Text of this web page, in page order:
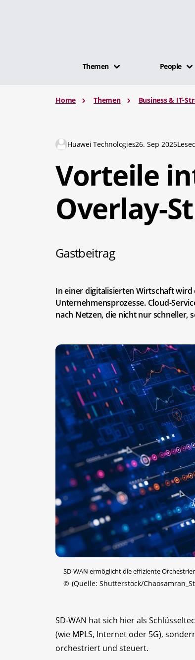
Themen People
Home Themen Business & IT-
Huawei Technologies26. Sep 2025
Vorteile
Overlay-
Gastbeitrag
In einer digitalisierten Wirtschaft
Unternehmensprozesse. Cloud-
nach Netzen, die nicht nur schneller,
SD-WAN ermöglicht die effiziente
© (Quelle: Shutterstock/
SD-WAN hat sich hier als
(wie MPLS, Internet oder 5G),
orchestriert und steuert.